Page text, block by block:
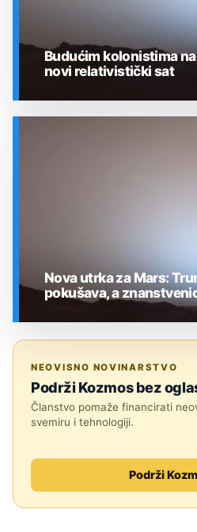
Budućim kolonistima
novi relativistički sat
Nova utrka za Mars:
pokušava, a
NEOVISNO NOVINARSTVO
Podrži Kozmos bez
Članstvo pomaže financirati
svemiru i tehnologiji.
Podrži